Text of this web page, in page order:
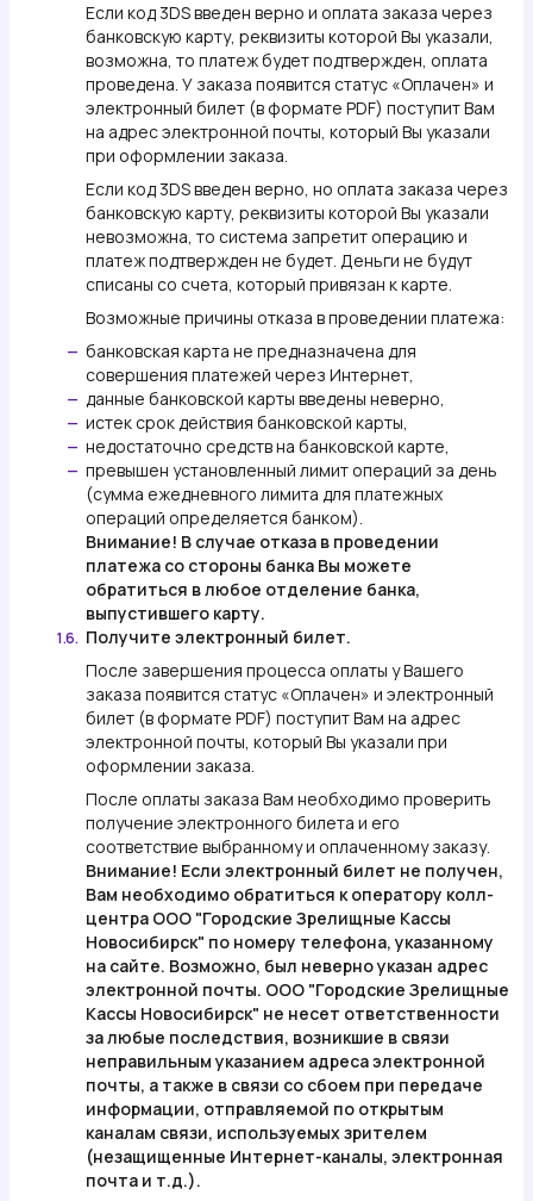
Если код 3DS введен верно и оплата заказа через
банковскую карту, реквизиты которой Вы указали,
возможна, то платеж будет подтвержден, оплата
проведена. У заказа появится статус «Оплачен» и
электронный билет (в формате PDF) поступит Вам
на адрес электронной почты, который Вы указали
при оформлении заказа.
Если код 3DS введен верно, но оплата заказа через
банковскую карту, реквизиты которой Вы указали
невозможна, то система запретит операцию и
платеж подтвержден не будет. Деньги не будут
списаны со счета, который привязан к карте.
Возможные причины отказа в проведении платежа:
— банковская карта не предназначена для
совершения платежей через Интернет,
— данные банковской карты введены неверно,
— истек срок действия банковской карты,
— недостаточно средств на банковской карте,
— превышен установленный лимит операций за день
(сумма ежедневного лимита для платежных
операций определяется банком).
Внимание! В случае отказа в проведении
платежа со стороны банка Вы можете
обратиться в любое отделение банка,
выпустившего карту.
1.6. Получите электронный билет.
После завершения процесса оплаты у Вашего
заказа появится статус «Оплачен» и электронный
билет (в формате PDF) поступит Вам на адрес
электронной почты, который Вы указали при
оформлении заказа.
После оплаты заказа Вам необходимо проверить
получение электронного билета и его
соответствие выбранному и оплаченному заказу.
Внимание! Если электронный билет не получен,
Вам необходимо обратиться к оператору колл-
центра ООО "Городские Зрелищные Кассы
Новосибирск" по номеру телефона, указанному
на сайте. Возможно, был неверно указан адрес
электронной почты. ООО "Городские Зрелищные
Кассы Новосибирск" не несет ответственности
за любые последствия, возникшие в связи
неправильным указанием адреса электронной
почты, а также в связи со сбоем при передаче
информации, отправляемой по открытым
каналам связи, используемых зрителем
(незащищенные Интернет-каналы, электронная
почта и т.д.).